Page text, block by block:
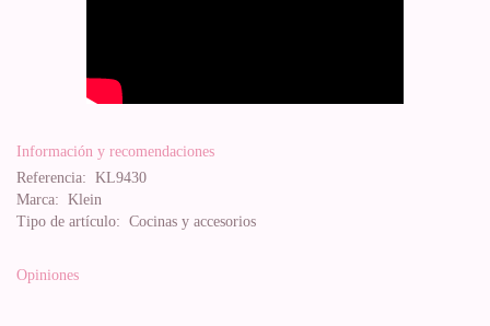
Información y recomendaciones
Referencia: KL9430
Marca: Klein
Tipo de artículo: Cocinas y accesorios
Opiniones